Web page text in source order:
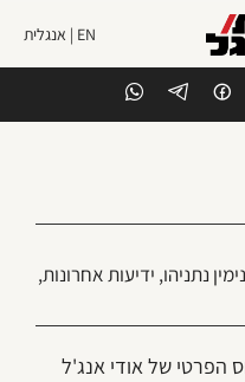
EN | אנגלית
נתניהו, ידיעות אחרונות,
הפרטי של אודי אנג'ל